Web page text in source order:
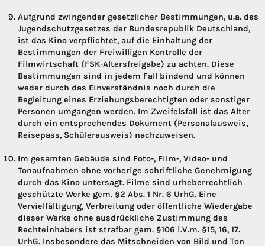
Aufgrund zwingender gesetzlicher Bestimmungen, u.a. des
Jugendschutzgesetzes der Bundesrepublik Deutschland,
ist das Kino verpflichtet, auf die Einhaltung der
Bestimmungen der Freiwilligen Kontrolle der
Filmwirtschaft (FSK-Altersfreigabe) zu achten. Diese
Bestimmungen sind in jedem Fall bindend und können
weder durch das Einverständnis noch durch die
Begleitung eines Erziehungsberechtigten oder sonstiger
Personen umgangen werden. Im Zweifelsfall ist das Alter
durch ein entsprechendes Dokument (Personalausweis,
Reisepass, Schülerausweis) nachzuweisen.
Im gesamten Gebäude sind Foto-, Film-, Video- und
Tonaufnahmen ohne vorherige schriftliche Genehmigung
durch das Kino untersagt. Filme sind urheberrechtlich
geschützte Werke gem. §2 Abs. 1 Nr. 6 UrhG. Eine
Vervielfältigung, Verbreitung oder öffentliche Wiedergabe
dieser Werke ohne ausdrückliche Zustimmung des
Rechteinhabers ist strafbar gem. §106 i.V.m. §15, 16, 17.
UrhG. Insbesondere das Mitschneiden von Bild und Ton